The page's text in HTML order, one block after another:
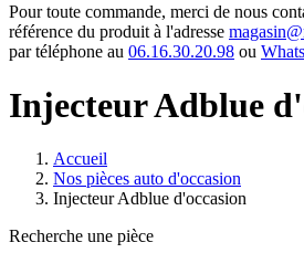
Pour toute commande, merci de nous
référence du produit à l'adresse
par téléphone au 06.16.30.20.98 ou
Injecteur Adblue
Accueil
Nos pièces auto d'occasion
Injecteur Adblue d'occasion
Recherche une pièce